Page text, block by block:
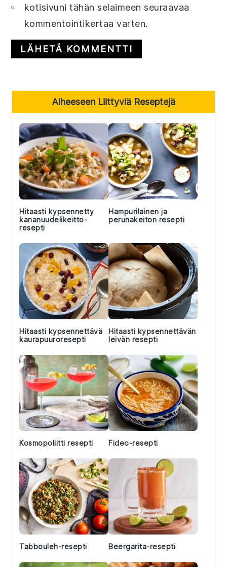
kotisivuni tähän selaimeen seuraavaa
kommentointikertaa varten.
Primary
Sidebar
Aiheeseen Liittyviä Reseptejä
Hitaasti kypsennetty
kananuudelikeitto-
resepti
Hampurilainen ja
perunakeiton resepti
Hitaasti kypsennettävä
kaurapuuroresepti
Hitaasti kypsennettävän
leivän resepti
Kosmopoliitti resepti Fideo-resepti
Tabbouleh-resepti Beergarita-resepti